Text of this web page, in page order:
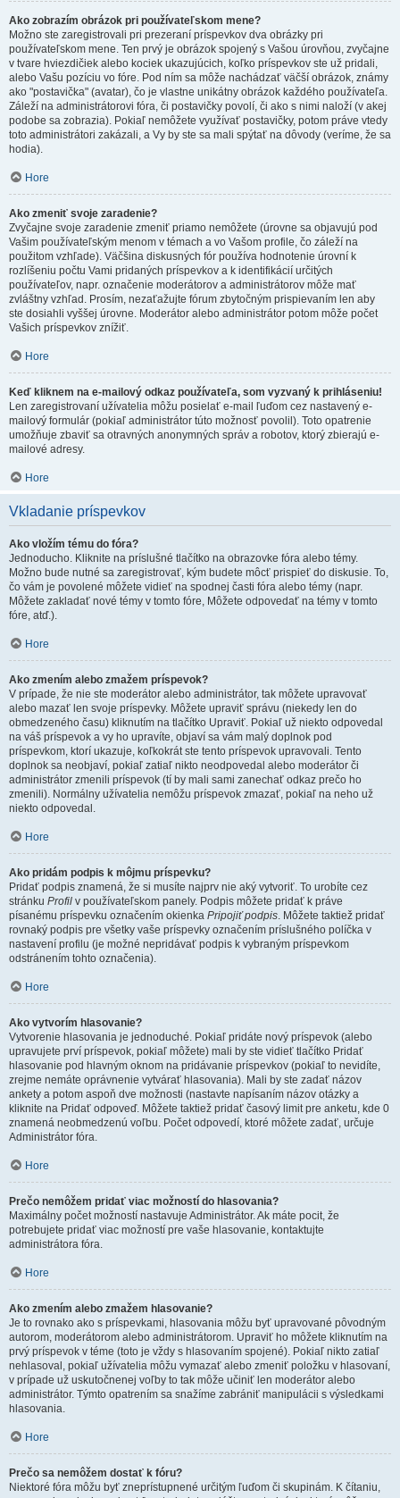
Ako zobrazím obrázok pri používateľskom mene?
Možno ste zaregistrovali pri prezeraní príspevkov dva obrázky pri
používateľskom mene. Ten prvý je obrázok spojený s Vašou úrovňou, zvyčajne
v tvare hviezdičiek alebo kociek ukazujúcich, koľko príspevkov ste už pridali,
alebo Vašu pozíciu vo fóre. Pod ním sa môže nachádzať väčší obrázok, známy
ako "postavička" (avatar), čo je vlastne unikátny obrázok každého používateľa.
Záleží na administrátorovi fóra, či postavičky povolí, či ako s nimi naloží (v akej
podobe sa zobrazia). Pokiaľ nemôžete využívať postavičky, potom práve vtedy
toto administrátori zakázali, a Vy by ste sa mali spýtať na dôvody (veríme, že sa
hodia).
Hore
Ako zmeniť svoje zaradenie?
Zvyčajne svoje zaradenie zmeniť priamo nemôžete (úrovne sa objavujú pod
Vašim používateľským menom v témach a vo Vašom profile, čo záleží na
použitom vzhľade). Väčšina diskusných fór používa hodnotenie úrovní k
rozlíšeniu počtu Vami pridaných príspevkov a k identifikácií určitých
používateľov, napr. označenie moderátorov a administrátorov môže mať
zvláštny vzhľad. Prosím, nezaťažujte fórum zbytočným prispievaním len aby
ste dosiahli vyššej úrovne. Moderátor alebo administrátor potom môže počet
Vašich príspevkov znížiť.
Hore
Keď kliknem na e-mailový odkaz používateľa, som vyzvaný k prihláseniu!
Len zaregistrovaní užívatelia môžu posielať e-mail ľuďom cez nastavený e-
mailový formulár (pokiaľ administrátor túto možnosť povolil). Toto opatrenie
umožňuje zbaviť sa otravných anonymných správ a robotov, ktorý zbierajú e-
mailové adresy.
Hore
Vkladanie príspevkov
Ako vložím tému do fóra?
Jednoducho. Kliknite na príslušné tlačítko na obrazovke fóra alebo témy.
Možno bude nutné sa zaregistrovať, kým budete môcť prispieť do diskusie. To,
čo vám je povolené môžete vidieť na spodnej časti fóra alebo témy (napr.
Môžete zakladať nové témy v tomto fóre, Môžete odpovedať na témy v tomto
fóre, atď.).
Hore
Ako zmením alebo zmažem príspevok?
V prípade, že nie ste moderátor alebo administrátor, tak môžete upravovať
alebo mazať len svoje príspevky. Môžete upraviť správu (niekedy len do
obmedzeného času) kliknutím na tlačítko Upraviť. Pokiaľ už niekto odpovedal
na váš príspevok a vy ho upravíte, objaví sa vám malý doplnok pod
príspevkom, ktorí ukazuje, koľkokrát ste tento príspevok upravovali. Tento
doplnok sa neobjaví, pokiaľ zatiaľ nikto neodpovedal alebo moderátor či
administrátor zmenili príspevok (tí by mali sami zanechať odkaz prečo ho
zmenili). Normálny užívatelia nemôžu príspevok zmazať, pokiaľ na neho už
niekto odpovedal.
Hore
Ako pridám podpis k môjmu príspevku?
Pridať podpis znamená, že si musíte najprv nie aký vytvoriť. To urobíte cez
stránku Profil v používateľskom panely. Podpis môžete pridať k práve
písanému príspevku označením okienka Pripojiť podpis. Môžete taktiež pridať
rovnaký podpis pre všetky vaše príspevky označením príslušného políčka v
nastavení profilu (je možné nepridávať podpis k vybraným príspevkom
odstránením tohto označenia).
Hore
Ako vytvorím hlasovanie?
Vytvorenie hlasovania je jednoduché. Pokiaľ pridáte nový príspevok (alebo
upravujete prví príspevok, pokiaľ môžete) mali by ste vidieť tlačítko Pridať
hlasovanie pod hlavným oknom na pridávanie príspevkov (pokiaľ to nevidíte,
zrejme nemáte oprávnenie vytvárať hlasovania). Mali by ste zadať názov
ankety a potom aspoň dve možnosti (nastavte napísaním názov otázky a
kliknite na Pridať odpoveď. Môžete taktiež pridať časový limit pre anketu, kde 0
znamená neobmedzenú voľbu. Počet odpovedí, ktoré môžete zadať, určuje
Administrátor fóra.
Hore
Prečo nemôžem pridať viac možností do hlasovania?
Maximálny počet možností nastavuje Administrátor. Ak máte pocit, že
potrebujete pridať viac možností pre vaše hlasovanie, kontaktujte
administrátora fóra.
Hore
Ako zmením alebo zmažem hlasovanie?
Je to rovnako ako s príspevkami, hlasovania môžu byť upravované pôvodným
autorom, moderátorom alebo administrátorom. Upraviť ho môžete kliknutím na
prvý príspevok v téme (toto je vždy s hlasovaním spojené). Pokiaľ nikto zatiaľ
nehlasoval, pokiaľ užívatelia môžu vymazať alebo zmeniť položku v hlasovaní,
v prípade už uskutočnenej voľby to tak môže učiniť len moderátor alebo
administrátor. Týmto opatrením sa snažíme zabrániť manipulácii s výsledkami
hlasovania.
Hore
Prečo sa nemôžem dostať k fóru?
Niektoré fóra môžu byť zneprístupnené určitým ľuďom či skupinám. K čítaniu,